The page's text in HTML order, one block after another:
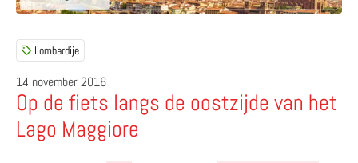
Lombardije
14 november 2016
Op de fiets langs de oostzijde van het
Lago Maggiore